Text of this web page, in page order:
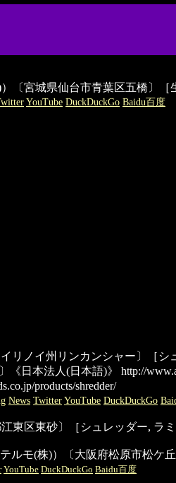
〔宮城県仙台市青葉区五橋〕［
YouTube DuckDuckGo Baidu百度
リノイ州リンカンシャー〕［
《日本法人(日本語)》
http://
products/shredder/
News Twitter YouTube DuckDuckGo
江東区東砂〕［シュレッダー, ラ
テルモ(株)）〔大阪府松原市松ケ
YouTube DuckDuckGo Baidu百度